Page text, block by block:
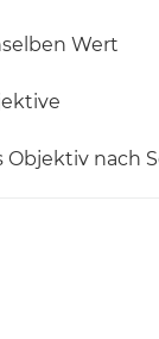
Wert
nach